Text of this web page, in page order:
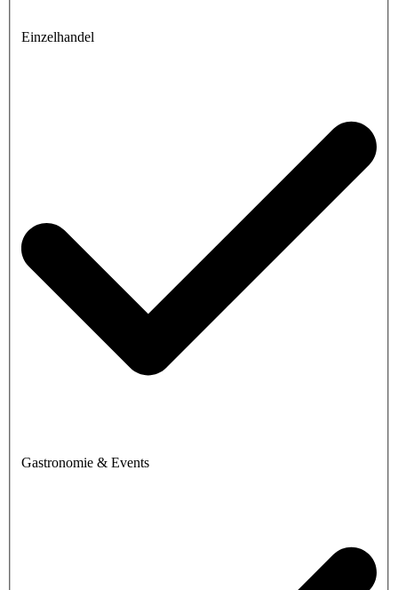
Einzelhandel
Gastronomie & Events